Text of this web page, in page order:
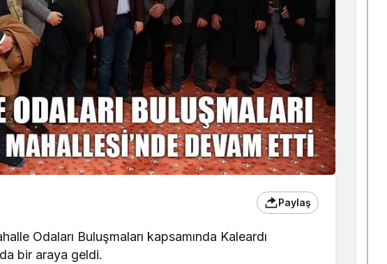
Paylaş
Odaları Buluşmaları kapsamında Kaleardı
bir araya geldi.